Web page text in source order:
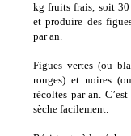
kg fruits frais, soit
et produire des
par an.
Figues vertes (ou
rouges) et noires
récoltes par an.
sèche facilement.